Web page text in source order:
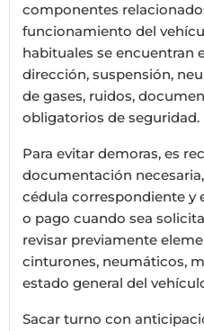
componentes
funcionamiento del
habituales se encuentran
dirección, suspensión,
de gases, ruidos,
obligatorios de seguridad.
Para evitar demoras, es
documentación
cédula correspondiente y
o pago cuando sea
revisar previamente
cinturones, neumáticos,
estado general del
Sacar turno con